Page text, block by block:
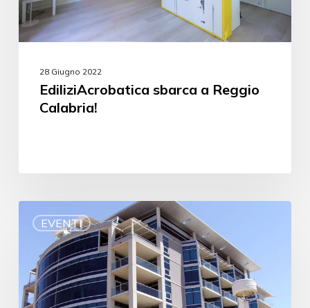
28 Giugno 2022
EdiliziAcrobatica sbarca a Reggio
Calabria!
EVENTI